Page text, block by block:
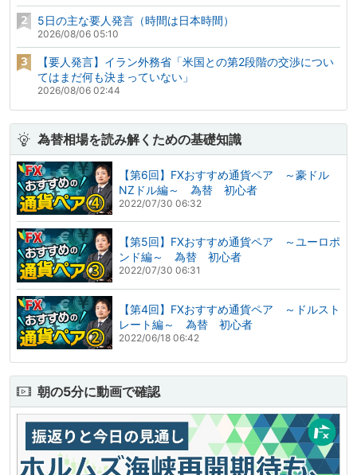
5日の主な要人発言（時間は日本時間）
2026/08/06 05:10
【要人発言】イラン外務省「米国との第2段階の交渉につい
てはまだ何も決まっていない」
2026/08/06 02:44
為替相場を読み解くための基礎知識
【第6回】FXおすすめ通貨ペア ～豪ドル
NZドル編～ 為替 初心者
2022/07/30 06:32
【第5回】FXおすすめ通貨ペア ～ユーロポ
ンド編～ 為替 初心者
2022/07/30 06:31
【第4回】FXおすすめ通貨ペア ～ドルスト
レート編～ 為替 初心者
2022/06/18 06:42
朝の5分に動画で確認